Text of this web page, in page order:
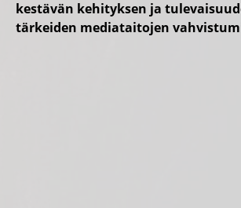
kestävän kehityksen ja
tärkeiden mediataitojen